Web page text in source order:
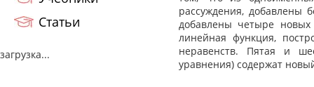
Статьи
загрузка...
рассуждения, добавлены
добавлены четыре новых
линейная функция,
неравенств. Пятая и
уравнения) содержат